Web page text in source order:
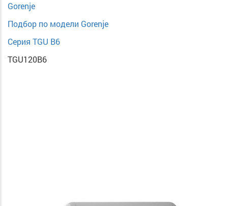
Gorenje
Подбор по модели Gorenje
Серия TGU B6
TGU120B6